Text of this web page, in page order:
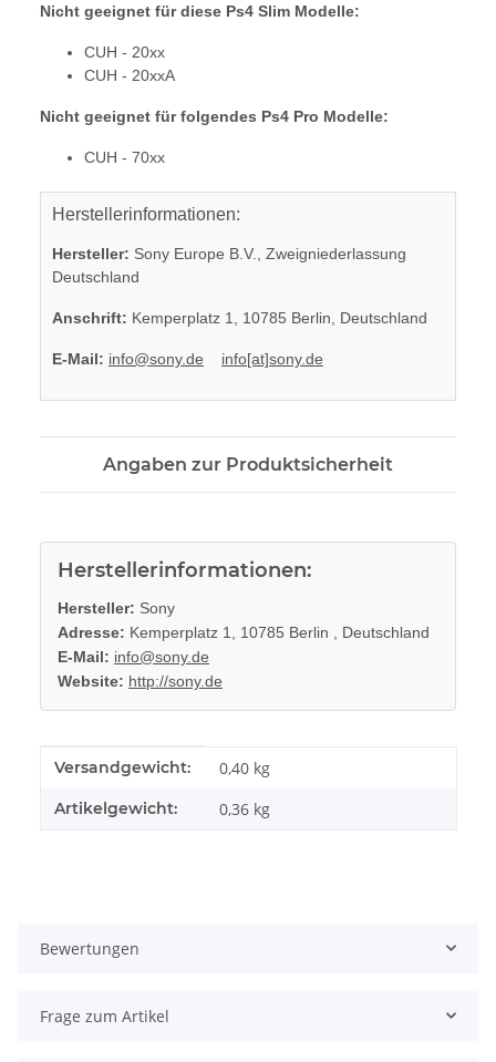
Nicht geeignet für diese Ps4 Slim Modelle:
CUH - 20xx
CUH - 20xxA
Nicht geeignet für folgendes Ps4 Pro Modelle:
CUH - 70xx
Herstellerinformationen:
Hersteller: Sony Europe B.V., Zweigniederlassung
Deutschland
Anschrift: Kemperplatz 1, 10785 Berlin, Deutschland
E-Mail: info@sony.de info[at]sony.de
Angaben zur Produktsicherheit
Herstellerinformationen:
Hersteller: Sony
Adresse: Kemperplatz 1, 10785 Berlin , Deutschland
E-Mail: info@sony.de
Website: http://sony.de
Produkteigenschaft
Wert
Versandgewicht: 0,40 kg
Artikelgewicht: 0,36 kg
Bewertungen
Frage zum Artikel